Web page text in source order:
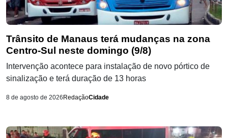
Trânsito de Manaus terá mudanças na zona
Centro-Sul neste domingo (9/8)
Intervenção acontece para instalação de novo pórtico de
sinalização e terá duração de 13 horas
8 de agosto de 2026 RedaçãoCidade